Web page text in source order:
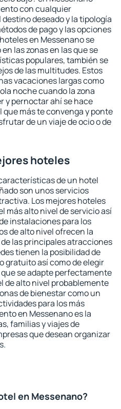
con cualquier
deseado y la tipología
de pago y las opciones
en Messenano se
las zonas en las que se
populares, también se
de las multitudes. Estos
vacaciones largas como
noche cuando la zona
y pernoctar ahí se hace
que más te convenga y ponte
de un viaje de ocio o de
hoteles
de un hotel
son unos servicios
Los mejores hoteles
más alto nivel de servicio así
instalaciones para los
de alto nivel ofrecen la
las principales atracciones
tienen la posibilidad de
gratuito así como de elegir
se adapte perfectamente
de alto nivel probablemente
de bienestar como un
para los más
en Messenano es la
familias y viajes de
que desean organizar
en Messenano?